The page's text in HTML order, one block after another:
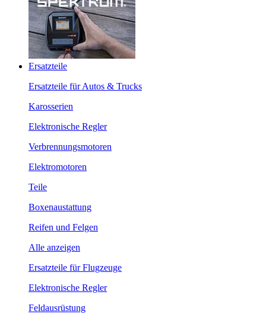
Ersatzteile
Ersatzteile für Autos & Trucks
Karosserien
Elektronische Regler
Verbrennungsmotoren
Elektromotoren
Teile
Boxenaustattung
Reifen und Felgen
Alle anzeigen
Ersatzteile für Flugzeuge
Elektronische Regler
Feldausrüstung